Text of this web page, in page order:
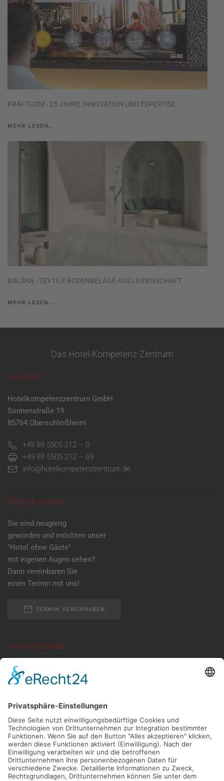
KRAFTCOM - 25 JAHRE INNOVATION UND EXPERTISE
MEHR LESEN…
BALSAN - TEXTILE BODENBELÄGE AUS LEIDENSCHAFT
MEHR LESEN…
Das Hotel-Kompetenz-Zentrum
Anschrift
Hotelkompetenzzentrum GmbH
Sonnenstraße 19
85764 Oberschleißheim
+49 89 5505 212 – 0
+49 89 5505 212 – 69
info@hotelkompetenzzentrum.de
Besuch planen
Sie sind neugierig
geworden und möchten unser
"Hotel ohne Gäste"
mit eigenen Augen sehen?
Dann vereinbaren Sie
einen Termin mit uns!
TERMIN VEREINBAREN
Partner werden
Sie suchen eine
ganzjährige Anlaufstelle
mit neutraler Atmosphäre?
Dann melden Sie
sich bei uns!
KONTAKT